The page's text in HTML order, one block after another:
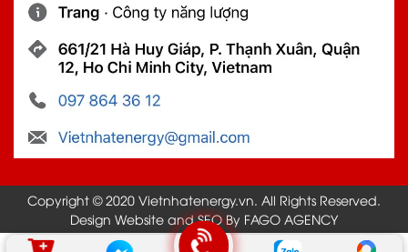
Copyright © 2020 Vietnhatenergy.vn. All Rights Reserved.
Design Website and SEO By FAGO AGENCY